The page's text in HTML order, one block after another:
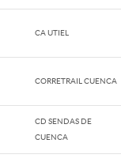
CA UTIEL
CORRETRAIL CUENCA
CD SENDAS DE
CUENCA